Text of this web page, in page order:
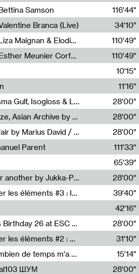
Samson
116'44"
Branca (Live)
34'10"
Écouter sans les yeux : Liza Maignan & Elodie Lecat
110'49"
Écouter sans les yeux : Esther Meunier Corfdyr
110'49"
10'15"
11'16"
Radia Show #1111 : Schisma Gulf, Isogloss & Lament For The Old Clock By Harvey Young / Resonance
28'00"
Radia Show #1110 : Freeze, Asian Archive by Avita Maheen / Radio Worm
28'00"
Radia Show #1109 : Funfair by Marius David / JET FM
28'00"
Parent
111'33"
Sarah Tritz,Elene Lapiashivili,Justin Marconnet,Mateo Cuche,Esther Lechevalier,Suzie Lecroart,Romance Castelet
65'39"
Radia Show #1108 : as or another by Jukka-Pekka Kervinen / Rádio Zero
28'00"
Sous le paysage - Habiter les éléments #3 : Interprétations, rituels et symboliques des éléments
39'40"
42'16"
Radia Show #1107 : Art's Birthday 26 at ESC - Medien Kunst Labor
28'00"
Sous le paysage - Habiter les éléments #2 : Vers le tournant élémentaire
31'10"
Impossible de savoir combien de temps m'a échappé
15'14"
ШУМ
28'00"